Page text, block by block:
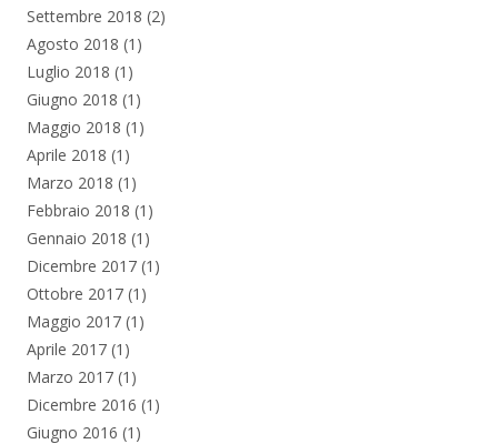
Settembre 2018 (2)
Agosto 2018 (1)
Luglio 2018 (1)
Giugno 2018 (1)
Maggio 2018 (1)
Aprile 2018 (1)
Marzo 2018 (1)
Febbraio 2018 (1)
Gennaio 2018 (1)
Dicembre 2017 (1)
Ottobre 2017 (1)
Maggio 2017 (1)
Aprile 2017 (1)
Marzo 2017 (1)
Dicembre 2016 (1)
Giugno 2016 (1)